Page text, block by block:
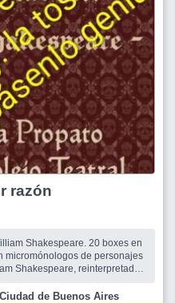
razón
20 boxes en
micromónologos de personajes
Shakespeare, reinterpretados
Romeo, etc. El espectáculo
Almagro , Ciudad de Buenos Aires